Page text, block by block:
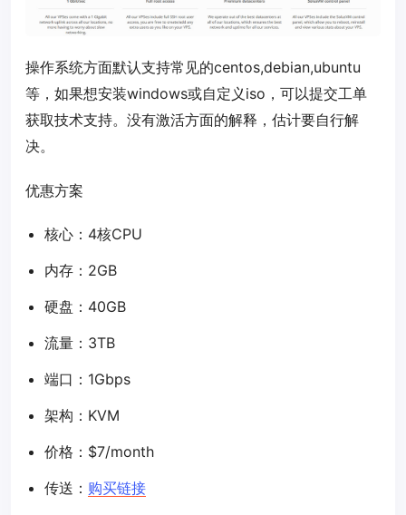
操作系统方面默认支持常见的centos,debian,ubuntu
等，如果想安装windows或自定义iso，可以提交工单
获取技术支持。没有激活方面的解释，估计要自行解
决。
优惠方案
核心：4核CPU
内存：2GB
硬盘：40GB
流量：3TB
端口：1Gbps
架构：KVM
价格：$7/month
传送： 购买链接